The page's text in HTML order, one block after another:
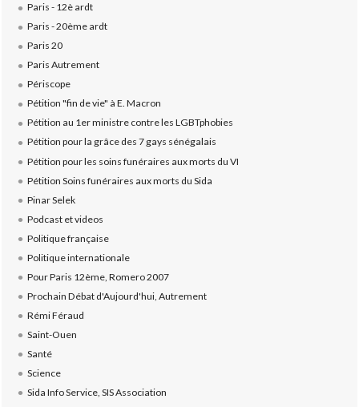
Paris - 12è ardt
Paris - 20ème ardt
Paris 20
Paris Autrement
Périscope
Pétition "fin de vie" à E. Macron
Pétition au 1er ministre contre les LGBTphobies
Pétition pour la grâce des 7 gays sénégalais
Pétition pour les soins funéraires aux morts du VI
Pétition Soins funéraires aux morts du Sida
Pinar Selek
Podcast et videos
Politique française
Politique internationale
Pour Paris 12ème, Romero 2007
Prochain Débat d'Aujourd'hui, Autrement
Rémi Féraud
Saint-Ouen
Santé
Science
Sida Info Service, SIS Association